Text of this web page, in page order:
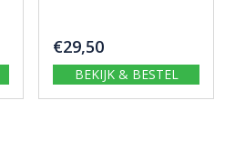
€29,50
BEKIJK & BESTEL